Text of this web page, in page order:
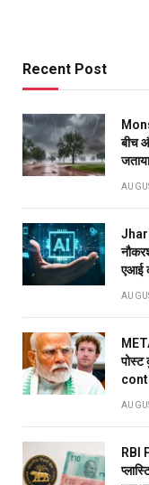
Recent Post
बीच
एआई
पोस्ट
RBI